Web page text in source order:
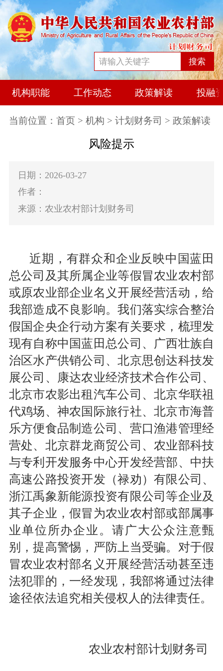
搜索
机构职能 工作动态 政策解读 投融
当前位置： 首页 > 机构 > 计划财务司 > 政策解读
风险提示
日期：2026-03-27
作者：
来源：农业农村部计划财务司
近期，有群众和企业反映中国蓝田
总公司及其所属企业等假冒农业农村部
或原农业部企业名义开展经营活动，给
我部造成不良影响。我们落实综合整治
假国企央企行动方案有关要求，梳理发
现有自称中国蓝田总公司、广西壮族自
治区水产供销公司、北京思创达科技发
展公司、康达农业经济技术合作公司、
北京市农影出租汽车公司、北京华联祖
代鸡场、神农国际旅行社、北京市海普
乐方便食品制造公司、营口渔港管理经
营处、北京群龙商贸公司、农业部科技
与专利开发服务中心开发经营部、中扶
高速公路投资开发（禄劝）有限公司、
浙江禹象新能源投资有限公司等企业及
其子企业，假冒为农业农村部或部属事
业单位所办企业。请广大公众注意甄
别，提高警惕，严防上当受骗。对于假
冒农业农村部名义开展经营活动甚至违
法犯罪的，一经发现，我部将通过法律
途径依法追究相关侵权人的法律责任。
农业农村部计划财务司